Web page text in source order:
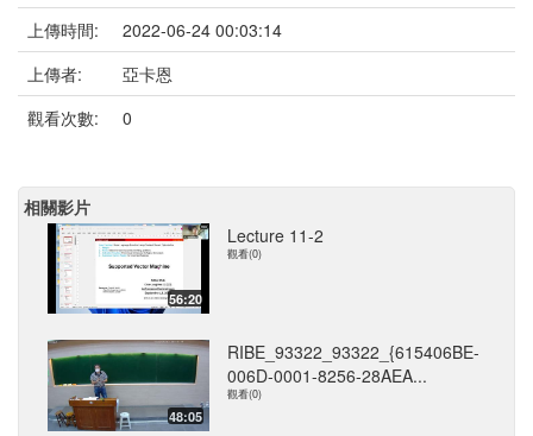
上傳時間:
2022-06-24 00:03:14
上傳者:
亞卡恩
觀看次數:
0
相關影片
56:20
Lecture 11-2
觀看(0)
48:05
RIBE_93322_93322_{615406BE-
006D-0001-8256-28AEA...
觀看(0)